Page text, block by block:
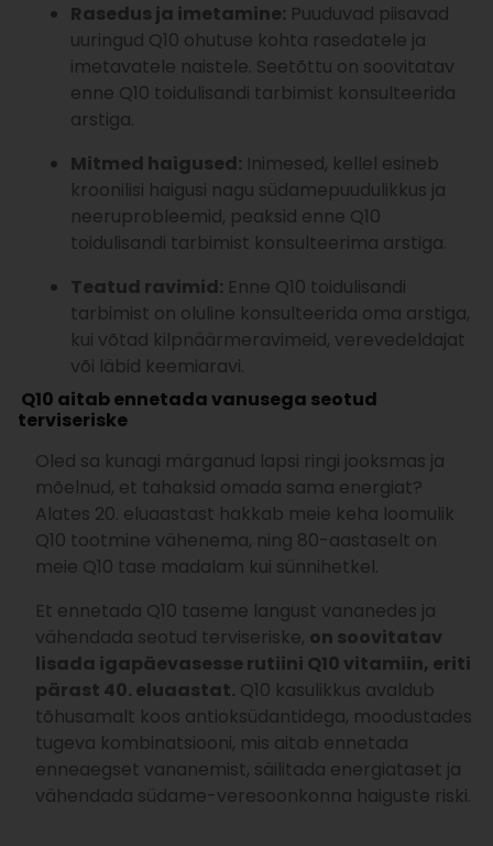
Rasedus ja imetamine: Puuduvad piisavad
uuringud Q10 ohutuse kohta rasedatele ja
imetavatele naistele. Seetõttu on soovitatav
enne Q10 toidulisandi tarbimist konsulteerida
arstiga.
Mitmed haigused: Inimesed, kellel esineb
kroonilisi haigusi nagu südamepuudulikkus ja
neeruprobleemid, peaksid enne Q10
toidulisandi tarbimist konsulteerima arstiga.
Teatud ravimid: Enne Q10 toidulisandi
tarbimist on oluline konsulteerida oma arstiga,
kui võtad kilpnäärmeravimeid, verevedeldajat
või läbid keemiaravi.
Q10 aitab ennetada vanusega seotud
terviseriske
Oled sa kunagi märganud lapsi ringi jooksmas ja
mõelnud, et tahaksid omada sama energiat?
Alates 20. eluaastast hakkab meie keha loomulik
Q10 tootmine vähenema, ning 80-aastaselt on
meie Q10 tase madalam kui sünnihetkel.
Et ennetada Q10 taseme langust vananedes ja
vähendada seotud terviseriske, on soovitatav
lisada igapäevasesse rutiini Q10 vitamiin, eriti
pärast 40. eluaastat. Q10 kasulikkus avaldub
tõhusamalt koos antioksüdantidega, moodustades
tugeva kombinatsiooni, mis aitab ennetada
enneaegset vananemist, säilitada energiataset ja
vähendada südame-veresoonkonna haiguste riski.